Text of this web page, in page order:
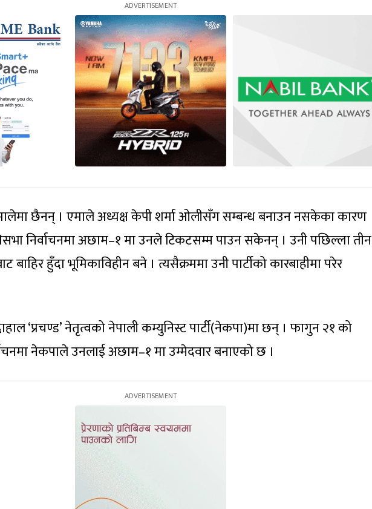
छैनन् । एमाले अध्यक्ष केपी शर्मा ओलीसँग सम्बन्ध बनाउन नसकेका कारण
निर्वाचनमा अछाम–१ मा उनले टिकटसम्म पाउन सकेनन् । उनी पछिल्ला तीन
बाहिर हुँदा भूमिकाविहीन बने । त्यसैक्रममा उनी पार्टीको कारबाहीमा परेर
‘प्रचण्ड’ नेतृत्वको नेपाली कम्युनिस्ट पार्टी(नेकपा)मा छन् । फागुन २१ को
नेकपाले उनलाई अछाम–१ मा उम्मेदवार बनाएको छ ।